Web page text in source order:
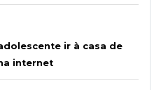
ir à casa de
internet